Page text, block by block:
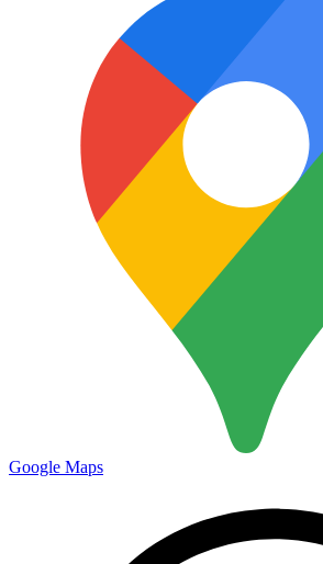
Google Maps